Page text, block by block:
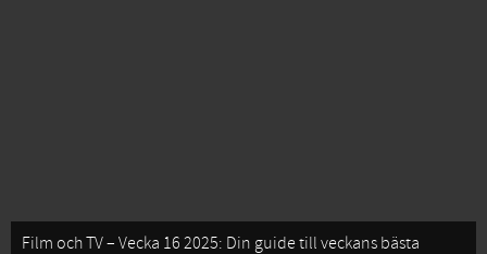
Film och TV – Vecka 16 2025: Din guide till veckans bästa